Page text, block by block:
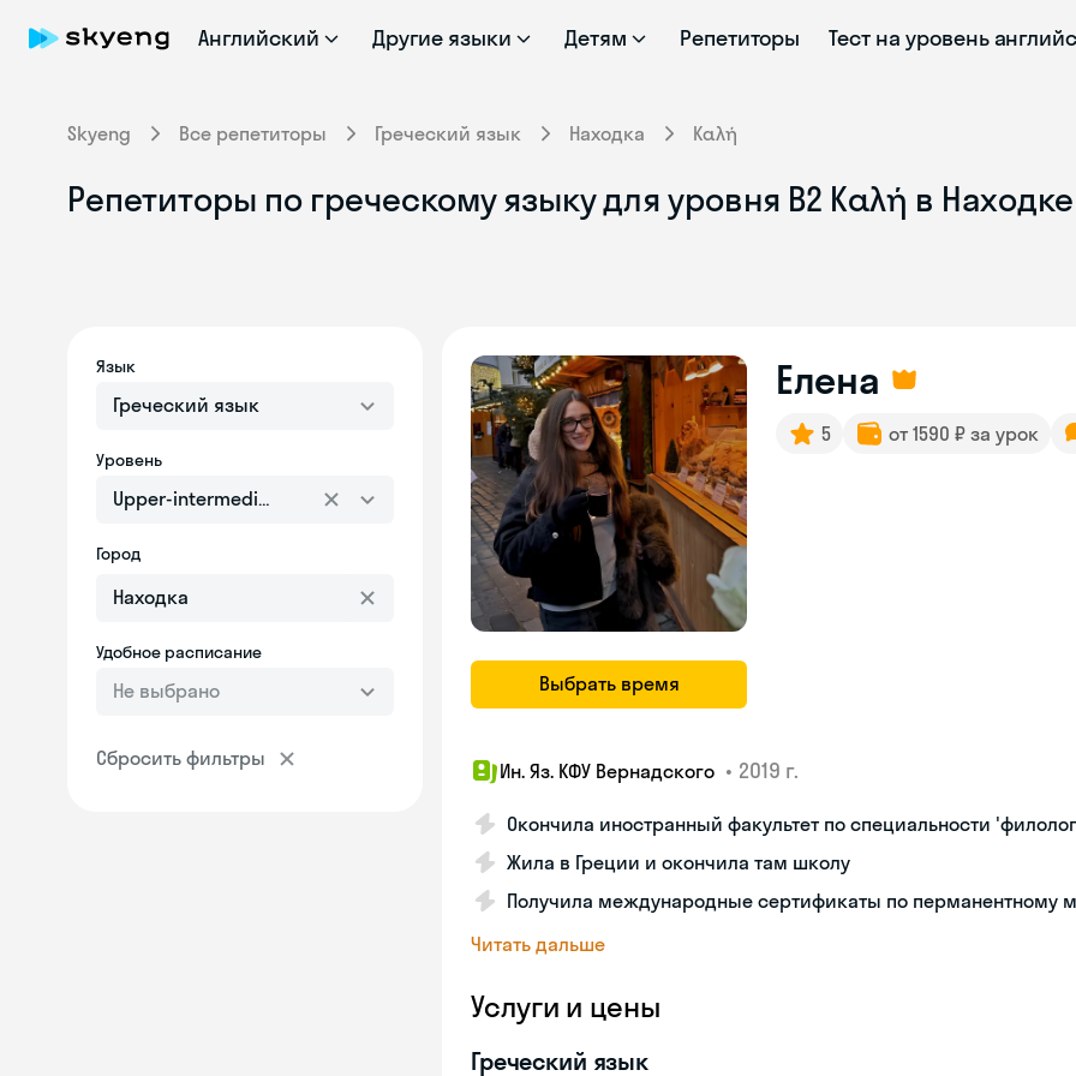
Английский Другие языки Детям Репетиторы Тест на уровень
Skyeng Все репетиторы Греческий язык Находка Καλή
Репетиторы по греческому языку для уровня Β2 Καλή в
Язык
Греческий язык
Уровень
Upper-intermediate
Город
Удобное расписание
Не выбрано
Сбросить фильтры
Выбрать время
Елена
5 от 1590 ₽ за урок
Ин. Яз. КФУ Вернадского • 2019 г.
Окончила иностранный факультет по специальности
Жила в Греции и окончила там школу
Получила международные сертификаты по перманентному
Читать дальше
Услуги и цены
Греческий язык